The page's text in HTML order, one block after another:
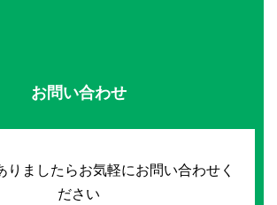
お問い合わせ
りましたらお気軽にお問い合わせく
ださい